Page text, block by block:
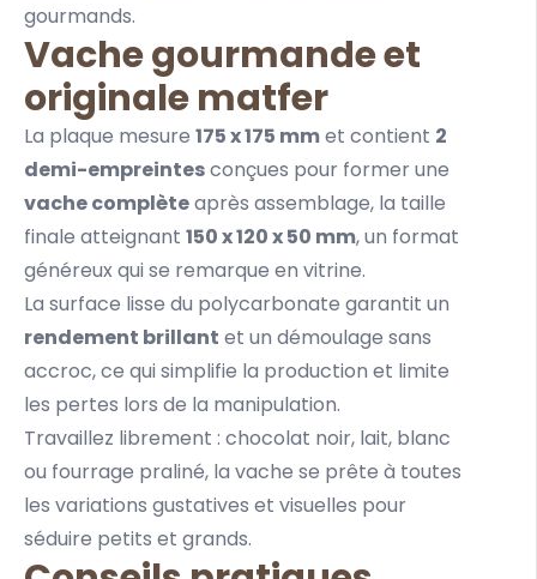
gourmands.
Vache gourmande et
originale matfer
La plaque mesure 175 x 175 mmet contient 2
demi-empreintesconçues pour former une
vache complèteaprès assemblage, la taille
finale atteignant 150 x 120 x 50 mm, un format
généreux qui se remarque en vitrine.
La surface lisse du polycarbonate garantit un
rendement brillant et un démoulage sans
accroc, ce qui simplifie la production et limite
les pertes lors de la manipulation.
Travaillez librement : chocolat noir, lait, blanc
ou fourrage praliné, la vache se prête à toutes
les variations gustatives et visuelles pour
séduire petits et grands.